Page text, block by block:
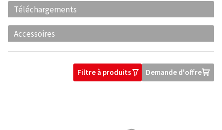
Téléchargements
Accessoires
Filtre à produitsO Demande d'offreU